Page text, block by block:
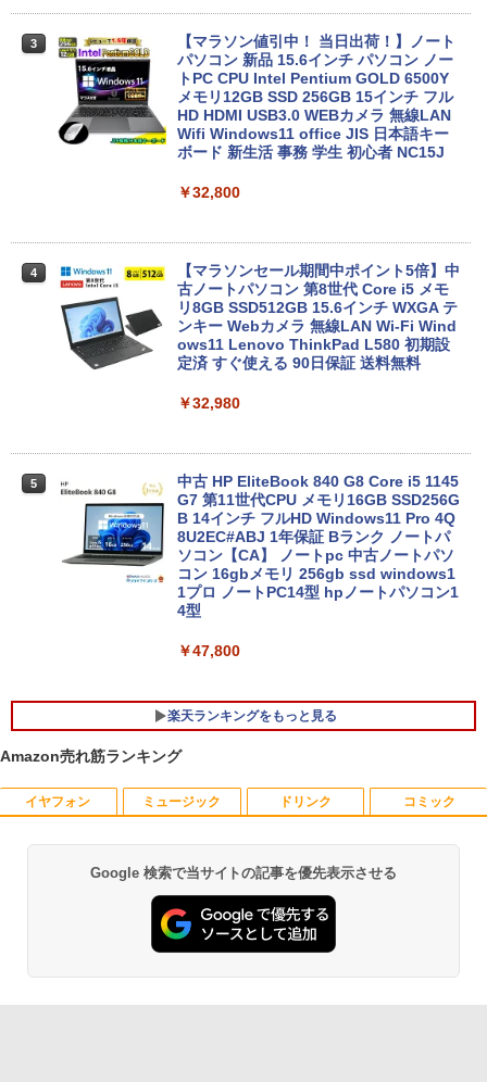
3
【マラソン値引中！ 当日出荷！】ノート
パソコン 新品 15.6インチ パソコン ノー
トPC CPU Intel Pentium GOLD 6500Y
メモリ12GB SSD 256GB 15インチ フル
HD HDMI USB3.0 WEBカメラ 無線LAN
Wifi Windows11 office JIS 日本語キー
ボード 新生活 事務 学生 初心者 NC15J
￥32,800
4
【マラソンセール期間中ポイント5倍】中
古ノートパソコン 第8世代 Core i5 メモ
リ8GB SSD512GB 15.6インチ WXGA テ
ンキー Webカメラ 無線LAN Wi-Fi Wind
ows11 Lenovo ThinkPad L580 初期設
定済 すぐ使える 90日保証 送料無料
￥32,980
5
中古 HP EliteBook 840 G8 Core i5 1145
G7 第11世代CPU メモリ16GB SSD256G
B 14インチ フルHD Windows11 Pro 4Q
8U2EC#ABJ 1年保証 Bランク ノートパ
ソコン【CA】 ノートpc 中古ノートパソ
コン 16gbメモリ 256gb ssd windows1
1プロ ノートPC14型 hpノートパソコン1
4型
￥47,800
楽天ランキングをもっと見る
1
ポイント10倍 中古パソコン デスクトッ
【Windows 11 Pro 64Bit搭載】DELL O
ptiplexシリーズ Core i5搭載/4G/新品SS
ン色々有】
￥24,800
1
【マラソンセール期間中ポイント5倍】中
かせ VGA / DVI ケーブル付き サブモニタ
ー 監視用 ケーブル付き 動作確認済み 30
￥2,980
1
独身貴族は異世界を謳歌する 〜結婚し
（8） 【電子書籍】[ 駒鳥ひわ ]
Amazon売れ筋ランキング
イヤフォン
Anker Soundcore P40i オフホワイト
￥7,990
ミュージック
BRUCE WAYNE feat. Flo Milli, ATL Jacob
[Explicit]
￥250
ドリンク
【Amazon.co.jp限定】 い・ろ・は・す 2L P
ET ラベルレス ×8本
￥1,112
コミック
薬屋のひとりごと 17巻 (デジタル版ビッグガ
ンガンコミックス)
￥770
Google 検索で当サイトの記事を優先表示させる